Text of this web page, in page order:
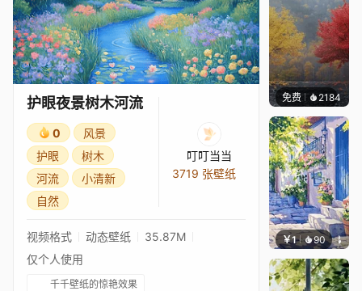
护眼夜景树木河流
0
风景
护眼
树木
河流
小清新
自然
叮叮当当
3719 张壁纸
视频格式 动态壁纸
35.87M
仅个人使用
千千壁纸的惊艳效果
免费 2184
￥1 90 叮叮